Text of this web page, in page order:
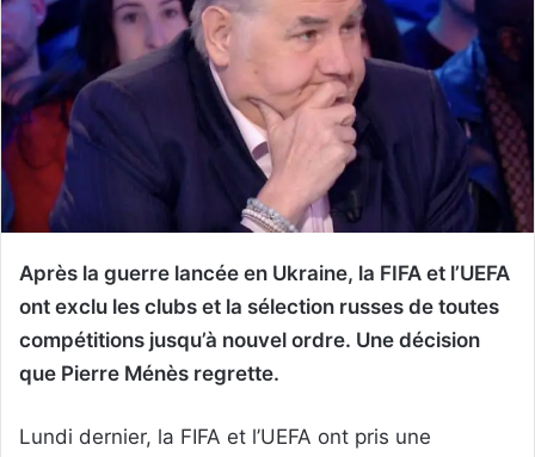
Après la guerre lancée en Ukraine, la FIFA et l’UEFA
ont exclu les clubs et la sélection russes de toutes
compétitions jusqu’à nouvel ordre. Une décision
que Pierre Ménès regrette.
Lundi dernier, la FIFA et l’UEFA ont pris une